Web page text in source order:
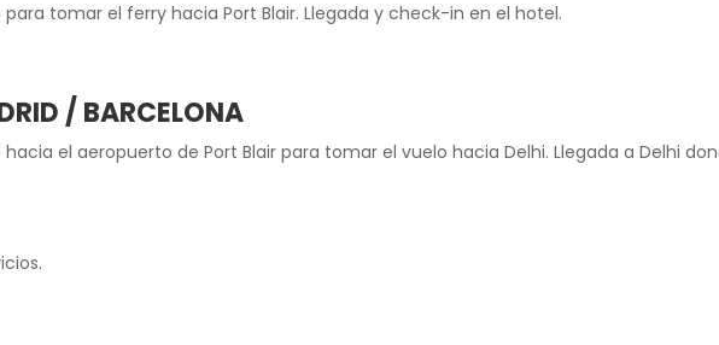
tomar el ferry hacia Port Blair. Llegada y check-in en el hotel.
/ BARCELONA
el aeropuerto de Port Blair para tomar el vuelo hacia Delhi. Llegada a Delhi